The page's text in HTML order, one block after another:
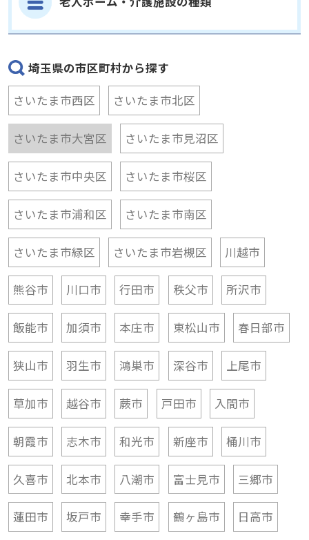
埼玉県の市区町村から探す
さいたま市西区
さいたま市北区
さいたま市大宮区 さいたま市見沼区
さいたま市中央区 さいたま市桜区
さいたま市浦和区 さいたま市南区
さいたま市緑区 さいたま市岩槻区
熊谷市 川口市 行田市 秩父市 所沢市
飯能市 加須市 本庄市 東松山市 春日部市
狭山市 羽生市 鴻巣市 深谷市 上尾市
草加市 越谷市 蕨市 戸田市 入間市
朝霞市 志木市 和光市 新座市 桶川市
久喜市 北本市 八潮市 富士見市 三郷市
蓮田市 坂戸市 幸手市 鶴ヶ島市 日高市
吉川市 ふじみ野市 白岡市 北足立郡伊奈町